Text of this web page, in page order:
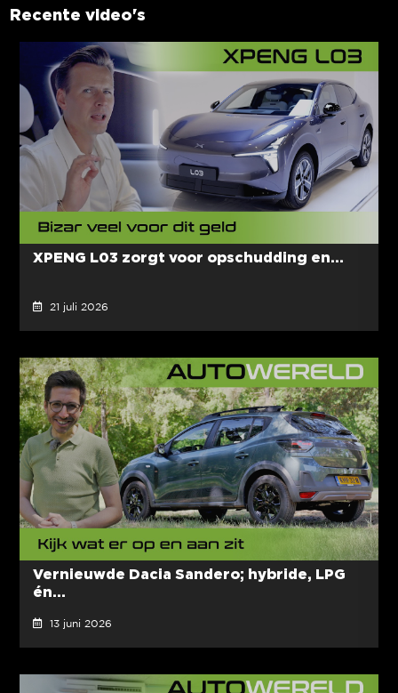
Recente video's
XPENG L03 zorgt voor opschudding en...
21 juli 2026
Vernieuwde Dacia Sandero; hybride, LPG
én...
13 juni 2026